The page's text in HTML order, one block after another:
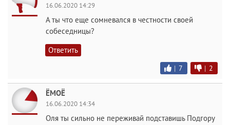
16.06.2020 14:29
А ты что еще сомневался в честности своей
собеседницы?
Ответить
| 7 | 2
ЁМОЁ
16.06.2020 14:34
Оля ты сильно не переживай подставишь Подгору